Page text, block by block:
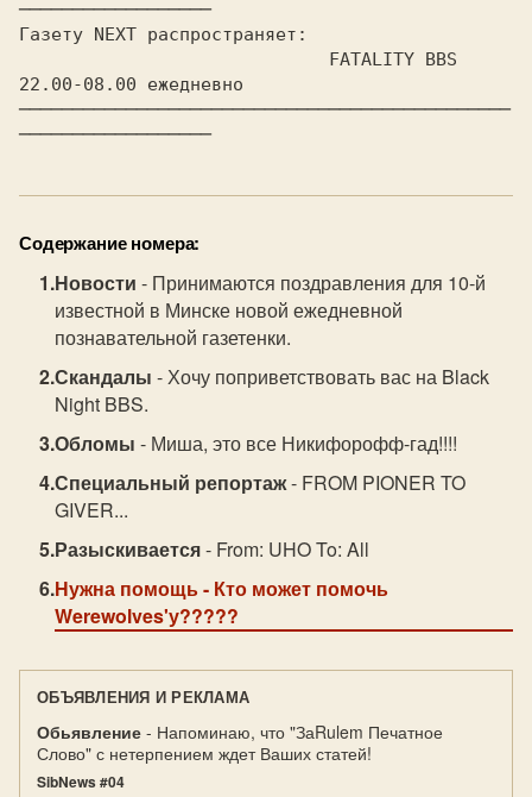
──────────────────
Газету NEXT распространяет:
22.00-08.00 ежедневно
──────────────────────────────────────────────
Содержание номера:
Новости - Принимаются поздравления для 10-й
известной в Минске новой ежедневной
познавательной газетенки.
Скандалы - Хочу поприветствовать вас на Black
Night BBS.
Обломы - Миша, это все Никифорофф-гад!!!!
Специальный репортаж- FROM PIONER TO
GIVER...
Разыскивается- From: UHO To: All
Нужна помощь- Кто может помочь
Werewolves'у?????
ОБЪЯВЛЕНИЯ И РЕКЛАМА
Обьявление - Напоминаю, что "ЗаRulem Печатное
Слово" с нетерпением ждет Ваших статей!
SibNews #04